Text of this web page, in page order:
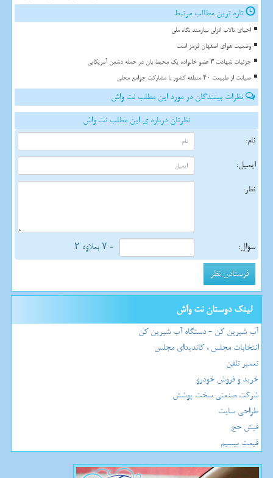
تازه ترین مطالب مرتبط
احیای تالاب انزلی نیازمند نگاه ملی
وضعیت هوای اصفهان قرمز است
جزئیات شهادت ۳ عضو خانواده یک محیط بان در حمله دشمن آمریکایی
صیانت از طبیعت ۴۰ منطقه کشور با مشارکت جوامع محلی
نظرات بینندگان در مورد این مطلب نت واش
نظرتان درباره ی این مطلب نت واش
نام:
ایمیل:
نظر:
سوال: = ۷ بعلاوه ۲
لینک دوستان نت واش
آب شیرین کن - دستگاه آب شیرین کن
انتخابات مجلس ، کاندیدای مجلس
تعمیر تلفن
خرید و فروش خودرو
شرکت صنعتی سخت پوشش
طراحی سایت
فیش حج
قیمت بیسیم